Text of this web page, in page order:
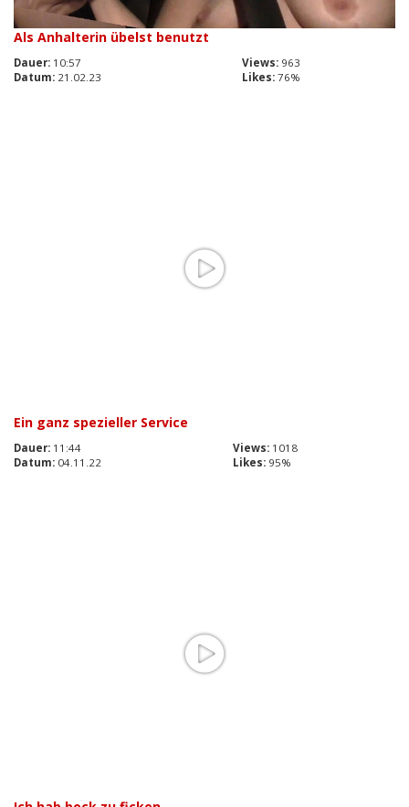
Als Anhalterin übelst benutzt
Dauer: 10:57 Views: 963
Datum: 21.02.23 Likes: 76%
Ein ganz spezieller Service
Dauer: 11:44 Views: 1018
Datum: 04.11.22 Likes: 95%